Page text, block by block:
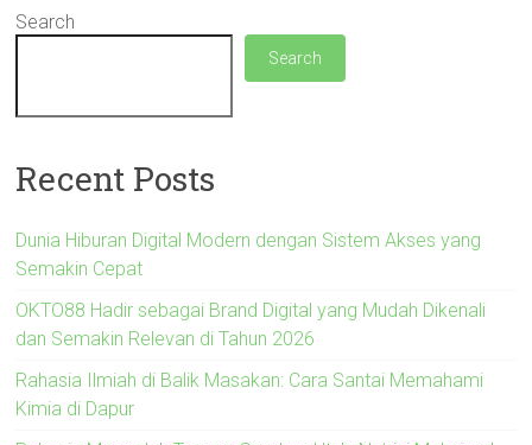
Search
Search
Recent Posts
Dunia Hiburan Digital Modern dengan Sistem Akses yang
Semakin Cepat
OKTO88 Hadir sebagai Brand Digital yang Mudah Dikenali
dan Semakin Relevan di Tahun 2026
Rahasia Ilmiah di Balik Masakan: Cara Santai Memahami
Kimia di Dapur